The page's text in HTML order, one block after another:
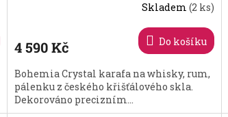
je
z
5
hvězdiček.
Skladem(2 ks)
4 590 Kč Do košíku
Bohemia Crystal karafa na whisky, rum,
pálenku z českého křišťálového skla.
Dekorováno precizním...